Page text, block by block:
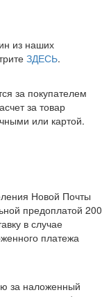
из наших
ЗДЕСЬ.
за покупателем
за товар
или картой.
Новой Почты
предоплатой 200
в случае
платежа
за наложенный